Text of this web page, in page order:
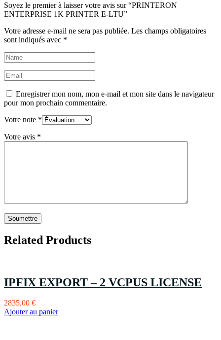
Soyez le premier à laisser votre avis sur “PRINTERON
ENTERPRISE 1K PRINTER E-LTU”
Votre adresse e-mail ne sera pas publiée. Les champs obligatoires
sont indiqués avec *
Enregistrer mon nom, mon e-mail et mon site dans le navigateur
pour mon prochain commentaire.
Votre note *
Votre avis *
Related Products
IPFIX EXPORT – 2 VCPUS LICENSE
2835,00 €
Ajouter au panier